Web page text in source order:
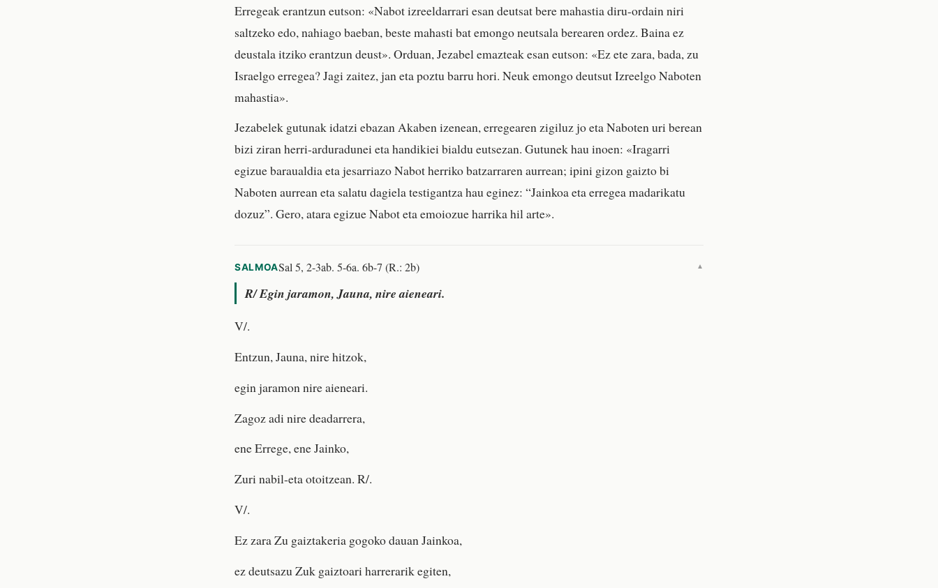
Erregeak erantzun eutson: «Nabot izreeldarrari esan deutsat bere mahastia diru-ordain niri
saltzeko edo, nahiago baeban, beste mahasti bat emongo neutsala berearen ordez. Baina ez
deustala itziko erantzun deust». Orduan, Jezabel emazteak esan eutson: «Ez ete zara, bada, zu
Israelgo erregea? Jagi zaitez, jan eta poztu barru hori. Neuk emongo deutsut Izreelgo Naboten
mahastia».
Jezabelek gutunak idatzi ebazan Akaben izenean, erregearen zigiluz jo eta Naboten uri berean
bizi ziran herri-arduradunei eta handikiei bialdu eutsezan. Gutunek hau inoen: «Iragarri
egizue baraualdia eta jesarriazo Nabot herriko batzarraren aurrean; ipini gizon gaizto bi
Naboten aurrean eta salatu dagiela testigantza hau eginez: “Jainkoa eta erregea madarikatu
dozuz”. Gero, atara egizue Nabot eta emoiozue harrika hil arte».
SALMOASal 5, 2-3ab. 5-6a. 6b-7 (R.: 2b) ▼
R/Egin jaramon, Jauna, nire aieneari.
V/.
Entzun, Jauna, nire hitzok,
egin jaramon nire aieneari.
Zagoz adi nire deadarrera,
ene Errege, ene Jainko,
Zuri nabil-eta otoitzean. R/.
V/.
Ez zara Zu gaiztakeria gogoko dauan Jainkoa,
ez deutsazu Zuk gaiztoari harrerarik egiten,